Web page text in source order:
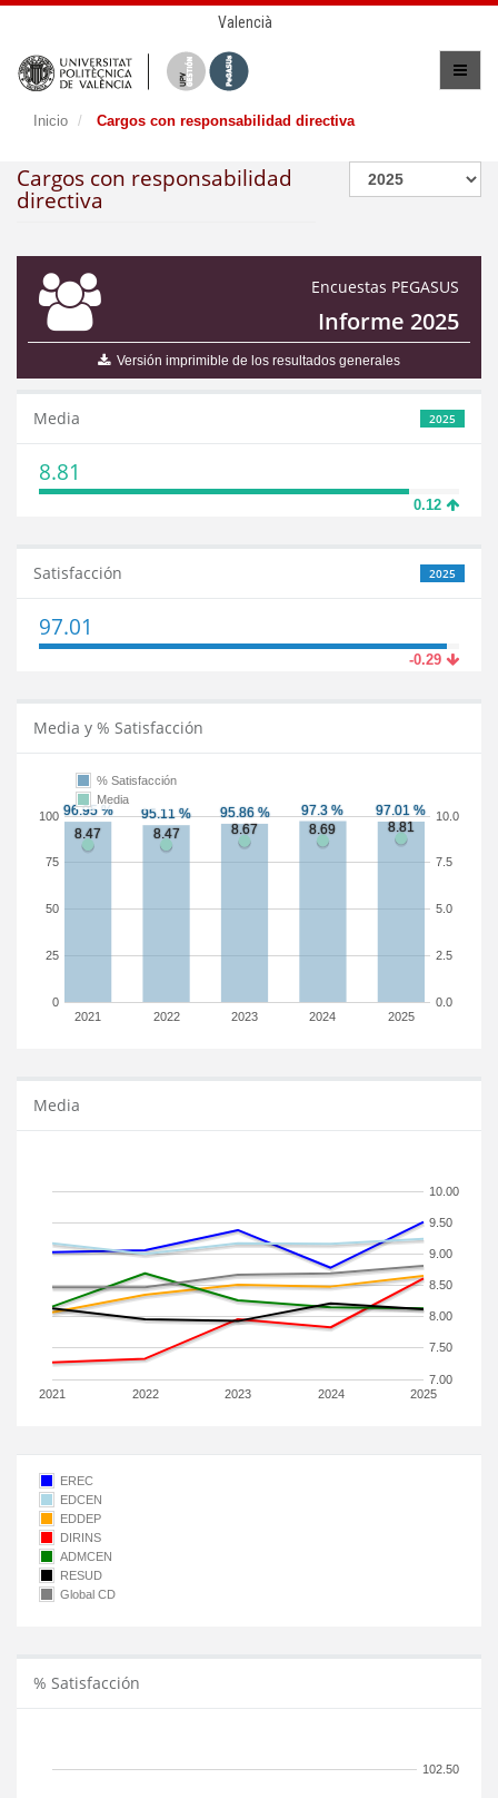
Valencià
Inicio Cargos con responsabilidad directiva
Cargos con responsabilidad
directiva
Encuestas PEGASUS
Informe 2025
Versión imprimible de los resultados generales
2025
Media
8.81
0.12
2025
Satisfacción
97.01
-0.29
Media y % Satisfacción
2021 2022 2023 2024 2025
0
25
50
75
100
0.0
2.5
5.0
7.5
10.0
% Satisfacción
Media
Media
2021 2022 2023 2024 2025
7.00
7.50
8.00
8.50
9.00
9.50
10.00
EREC
EDCEN
EDDEP
DIRINS
ADMCEN
RESUD
Global CD
% Satisfacción
102.50